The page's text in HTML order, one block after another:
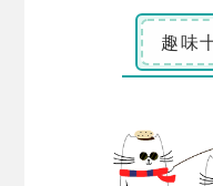
趣味